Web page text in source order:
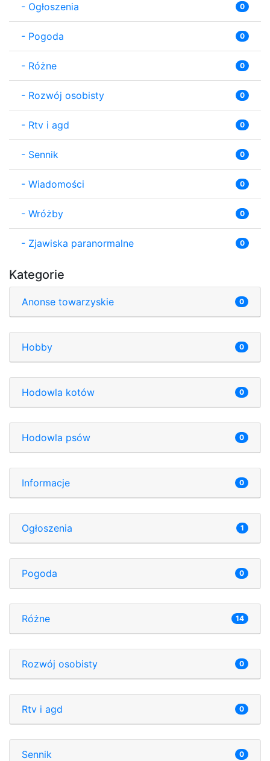
- Ogłoszenia 0
- Pogoda 0
- Różne 0
- Rozwój osobisty 0
- Rtv i agd 0
- Sennik 0
- Wiadomości 0
- Wróżby 0
- Zjawiska paranormalne 0
Kategorie
Anonse towarzyskie 0
Hobby 0
Hodowla kotów 0
Hodowla psów 0
Informacje 0
Ogłoszenia 1
Pogoda 0
Różne 14
Rozwój osobisty 0
Rtv i agd 0
Sennik 0